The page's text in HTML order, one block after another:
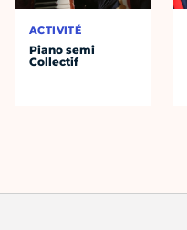
ACTIVITÉ
Piano semi
Collectif